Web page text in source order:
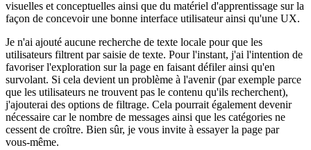
Comme vous pouvez le voir, même une simple page qui ne doit
visuelles et conceptuelles ainsi que du matériel d'apprentissage sur la
façon de concevoir une bonne interface utilisateur ainsi qu'une UX.
Je n'ai ajouté aucune recherche de texte locale pour que les
utilisateurs filtrent par saisie de texte. Pour l'instant, j'ai l'intention de
favoriser l'exploration sur la page en faisant défiler ainsi qu'en
survolant. Si cela devient un problème à l'avenir (par exemple parce
que les utilisateurs ne trouvent pas le contenu qu'ils recherchent),
j'ajouterai des options de filtrage. Cela pourrait également devenir